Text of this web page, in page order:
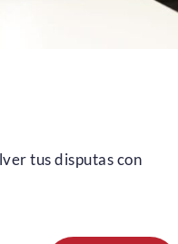
tus disputas con